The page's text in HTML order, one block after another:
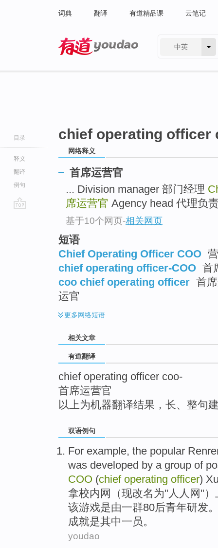
词典 翻译 有道精品课 云笔记
中英
目录
释义
翻译
例句
chief operating officer
网络释义
首席运营官
... Division manager 部门经理
席运营官 Agency head 代理负
基于10个网页-相关网页
短语
Chief Operating Officer COO
chief operating officer-COO 首
coo chief operating officer 首
运官
更多网络短语
相关文章
有道翻译
chief operating officer coo-
首席运营官
以上为机器翻译结果，长、整句
双语例句
For example, the popular
was developed by a group of
COO (chief operating officer)
拿校内网（现改名为"人人网"）
该游戏是由一群80后青年研发
成就是其中一员。
youdao